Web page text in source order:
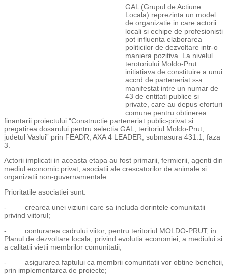
GAL (Grupul de Actiune
Locala) reprezinta un model
de organizatie in care actorii
locali si echipe de profesionisti
pot influenta elaborarea
politicilor de dezvoltare intr-o
maniera pozitiva. La nivelul
terotoriului Moldo-Prut
initiatiava de constituire a unui
accrd de parteneriat s-a
manifestat intre un numar de
43 de entitati publice si
private, care au depus eforturi
comune pentru obtinerea
finantarii proiectului “Constructie parteneriat public-privat si
pregatirea dosarului pentru selectia GAL, teritoriul Moldo-Prut,
judetul Vaslui” prin FEADR, AXA 4 LEADER, submasura 431.1, faza
3.
Actorii implicati in aceasta etapa au fost primarii, fermierii, agenti din
mediul economic privat, asociatii ale crescatorilor de animale si
organizatii non-guvernamentale.
Prioritatile asociatiei sunt:
- crearea unei viziuni care sa includa dorintele comunitatii
privind viitorul;
- conturarea cadrului viitor, pentru teritoriul MOLDO-PRUT, in
Planul de dezvoltare locala, privind evolutia economiei, a mediului si
a calitatii vietii membrilor comunitatii;
- asigurarea faptului ca membrii comunitatii vor obtine beneficii,
prin implementarea de proiecte;